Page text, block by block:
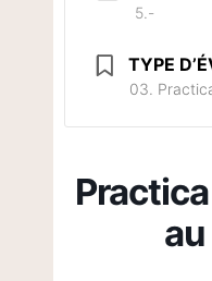
5.-
TYPE
03.